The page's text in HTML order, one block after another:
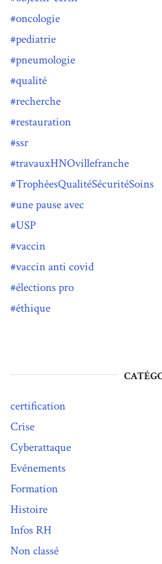
oncologie
pediatrie
pneumologie
qualité
recherche
restauration
ssr
travauxHNOvillefranche
TrophéesQualitéSécuritéSoins
une pause avec
USP
vaccin
vaccin anti covid
élections pro
éthique
certification
Crise
Cyberattaque
Evénements
Formation
Histoire
Infos RH
Non classé